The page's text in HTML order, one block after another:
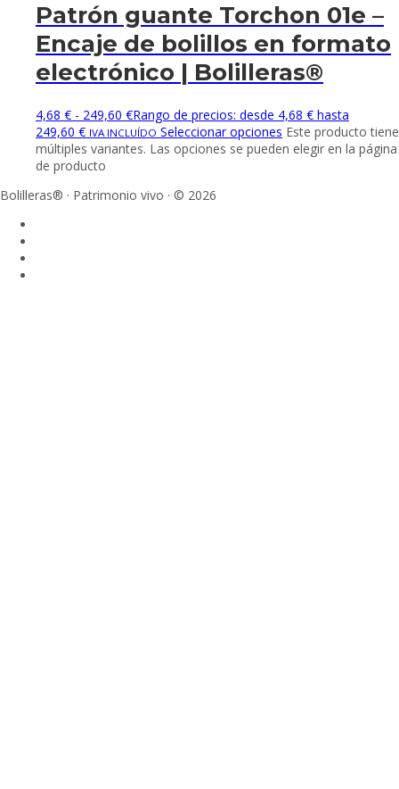
Patrón guante Torchon 01e –
Encaje de bolillos en formato
electrónico | Bolilleras®
4,68 € - 249,60 €Rango de precios: desde 4,68 € hasta
249,60 € IVA INCLUÍDO Seleccionar opciones Este producto tiene
múltiples variantes. Las opciones se pueden elegir en la página
de producto
Bolilleras® · Patrimonio vivo · © 2026